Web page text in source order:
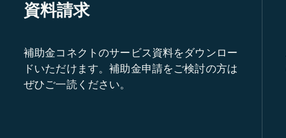
資料請求
補助金コネクトのサービス資料をダウンロー
ドいただけます。補助金申請をご検討の方は
ぜひご一読ください。